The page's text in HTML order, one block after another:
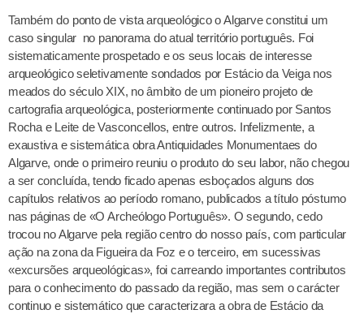
Também do ponto de vista arqueológico o Algarve constitui um
caso singular no panorama do atual território português. Foi
sistematicamente prospetado e os seus locais de interesse
arqueológico seletivamente sondados por Estácio da Veiga nos
meados do século XIX, no âmbito de um pioneiro projeto de
cartografia arqueológica, posteriormente continuado por Santos
Rocha e Leite de Vasconcellos, entre outros. Infelizmente, a
exaustiva e sistemática obra Antiquidades Monumentaes do
Algarve, onde o primeiro reuniu o produto do seu labor, não chegou
a ser concluída, tendo ficado apenas esboçados alguns dos
capítulos relativos ao período romano, publicados a título póstumo
nas páginas de «O Archeólogo Português». O segundo, cedo
trocou no Algarve pela região centro do nosso país, com particular
ação na zona da Figueira da Foz e o terceiro, em sucessivas
«excursões arqueológicas», foi carreando importantes contributos
para o conhecimento do passado da região, mas sem o carácter
continuo e sistemático que caracterizara a obra de Estácio da